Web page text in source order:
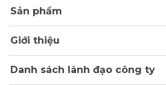
Sản phẩm
Giới thiệu
Danh sách lãnh đạo công ty